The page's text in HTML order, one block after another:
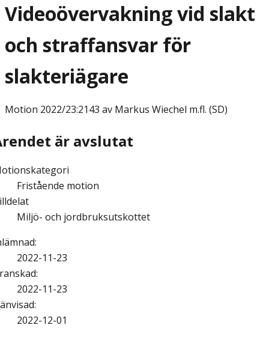
Videoövervakning vid slakt
och straffansvar för
slakteriägare
Motion 2022/23:2143 av Markus Wiechel m.fl. (SD)
är avslutat
Fristående motion
Miljö- och jordbruksutskottet
:
2022-11-23
:
2022-11-23
:
2022-12-01